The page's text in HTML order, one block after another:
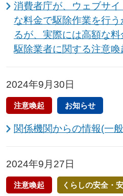
消費者庁が、ウェブサ
な料金で駆除作業を行
るが、実際には高額な
駆除業者に関する注意
2024年9月30日
注意喚起 お知らせ
関係機関からの情報(一
2024年9月27日
注意喚起 くらしの安全・